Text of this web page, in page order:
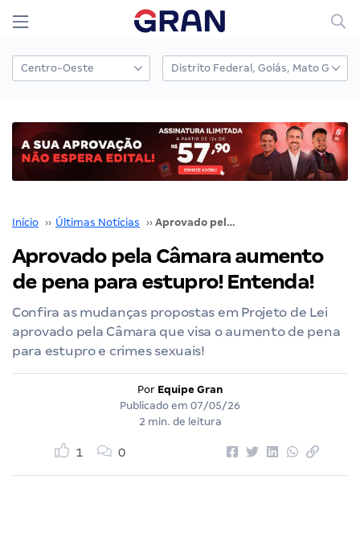
Início ›› Últimas Notícias ›› Aprovado pela Câmara aumento de pena para estupro! Entenda!
Aprovado pela Câmara aumento
de pena para estupro! Entenda!
Confira as mudanças propostas em Projeto de Lei
aprovado pela Câmara que visa o aumento de pena
para estupro e crimes sexuais!
Por Equipe Gran
Publicado em 07/05/26
2 min. de leitura
1 0